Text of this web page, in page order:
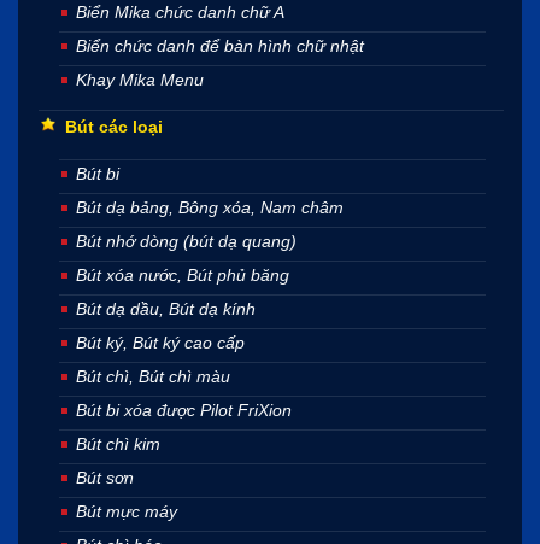
Biển Mika chức danh chữ A
Biển chức danh để bàn hình chữ nhật
Khay Mika Menu
Bút các loại
Bút bi
Bút dạ bảng, Bông xóa, Nam châm
Bút nhớ dòng (bút dạ quang)
Bút xóa nước, Bút phủ băng
Bút dạ dầu, Bút dạ kính
Bút ký, Bút ký cao cấp
Bút chì, Bút chì màu
Bút bi xóa được Pilot FriXion
Bút chì kim
Bút sơn
Bút mực máy